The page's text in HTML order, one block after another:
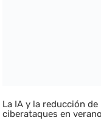
La IA y la reducción
ciberataques en verano